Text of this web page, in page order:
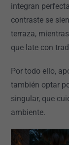
integran
contraste se
terraza,
que late con
Por todo ello,
también optar
singular, que
ambiente.